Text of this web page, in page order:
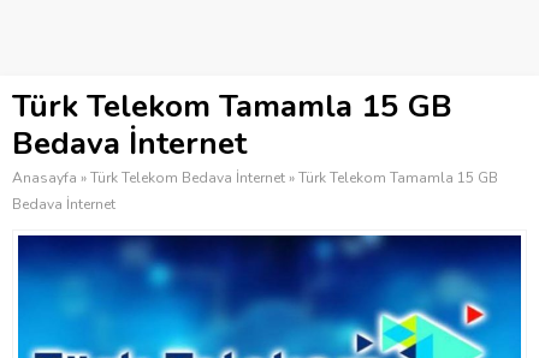
Türk Telekom Tamamla 15 GB
Bedava İnternet
Anasayfa »Türk Telekom Bedava İnternet»Türk Telekom Tamamla 15 GB
Bedava İnternet